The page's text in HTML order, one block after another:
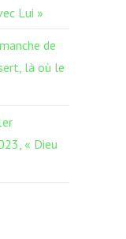
Lui »
de
là où le
« Dieu